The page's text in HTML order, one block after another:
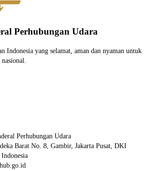
Perhubungan Udara
Indonesia yang selamat, aman dan nyaman untuk
Perhubungan Udara
Barat No. 8, Gambir, Jakarta Pusat, DKI